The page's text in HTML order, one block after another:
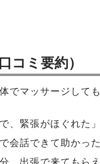
コミ要約）
でマッサージして
、緊張がほぐれた」
会話できて助かった
、出張で来てもら